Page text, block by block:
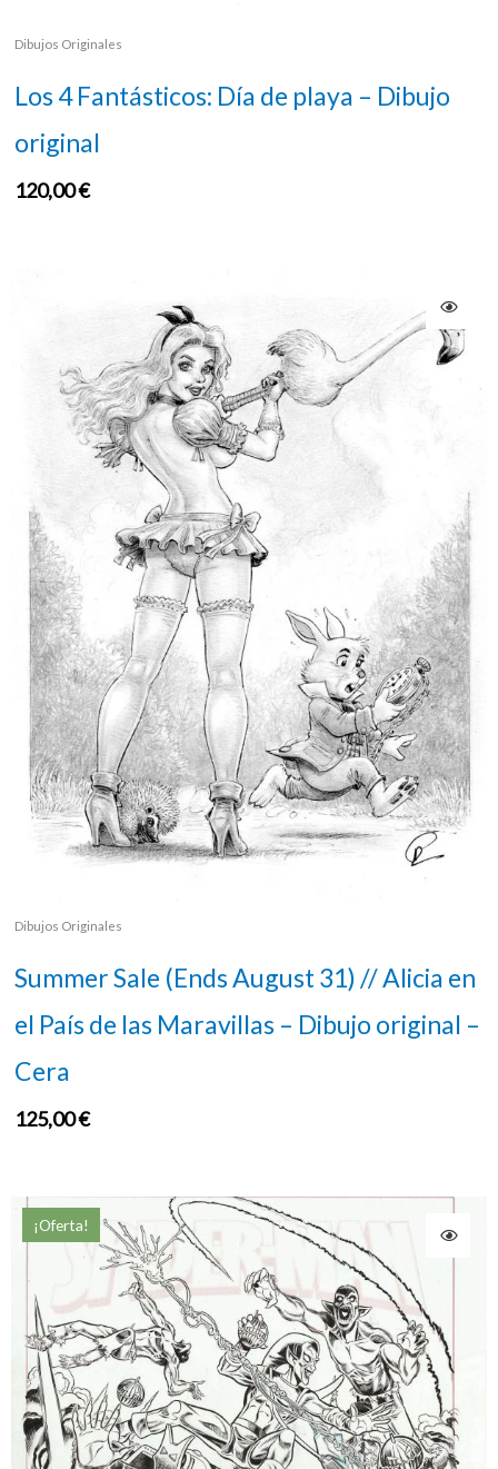
Dibujos Originales
Los 4 Fantásticos: Día de playa – Dibujo
original
120,00€
Dibujos Originales
Summer Sale (Ends August 31) // Alicia en
el País de las Maravillas – Dibujo original –
Cera
125,00€
¡Oferta!